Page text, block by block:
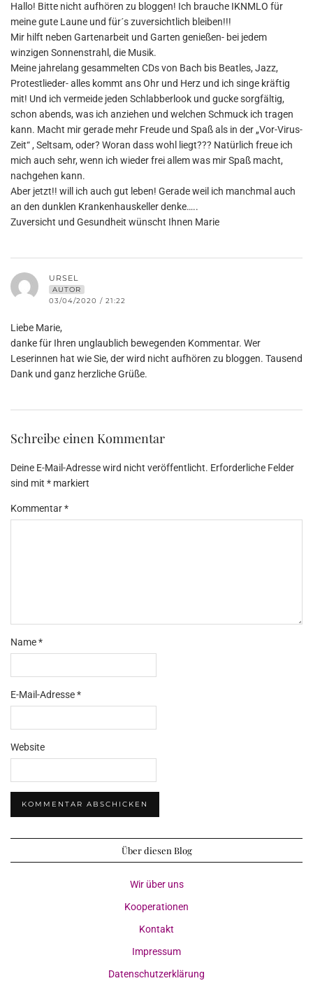
Hallo! Bitte nicht aufhören zu bloggen! Ich brauche IKNMLO für
meine gute Laune und für´s zuversichtlich bleiben!!!
Mir hilft neben Gartenarbeit und Garten genießen- bei jedem
winzigen Sonnenstrahl, die Musik.
Meine jahrelang gesammelten CDs von Bach bis Beatles, Jazz,
Protestlieder- alles kommt ans Ohr und Herz und ich singe kräftig
mit! Und ich vermeide jeden Schlabberlook und gucke sorgfältig,
schon abends, was ich anziehen und welchen Schmuck ich tragen
kann. Macht mir gerade mehr Freude und Spaß als in der „Vor-Virus-
Zeit“ , Seltsam, oder? Woran dass wohl liegt??? Natürlich freue ich
mich auch sehr, wenn ich wieder frei allem was mir Spaß macht,
nachgehen kann.
Aber jetzt!! will ich auch gut leben! Gerade weil ich manchmal auch
an den dunklen Krankenhauskeller denke…..
Zuversicht und Gesundheit wünscht Ihnen Marie
URSEL
AUTOR
03/04/2020 / 21:22
Liebe Marie,
danke für Ihren unglaublich bewegenden Kommentar. Wer
Leserinnen hat wie Sie, der wird nicht aufhören zu bloggen. Tausend
Dank und ganz herzliche Grüße.
Schreibe einen Kommentar
Deine E-Mail-Adresse wird nicht veröffentlicht. Erforderliche Felder
sind mit * markiert
Kommentar*
Name*
E-Mail-Adresse*
Website
Über diesen Blog
Wir über uns
Kooperationen
Kontakt
Impressum
Datenschutzerklärung